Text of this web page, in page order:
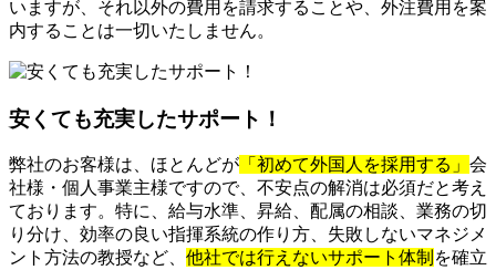
いますが、それ以外の費用を請求することや、外注費用を案
内することは一切いたしません。
安くても充実したサポート！
弊社のお客様は、ほとんどが 「初めて外国人を採用する」 会
社様・個人事業主様ですので、不安点の解消は必須だと考え
ております。特に、給与水準、昇給、配属の相談、業務の切
り分け、効率の良い指揮系統の作り方、失敗しないマネジメ
ント方法の教授など、 他社では行えないサポート体制 を確立